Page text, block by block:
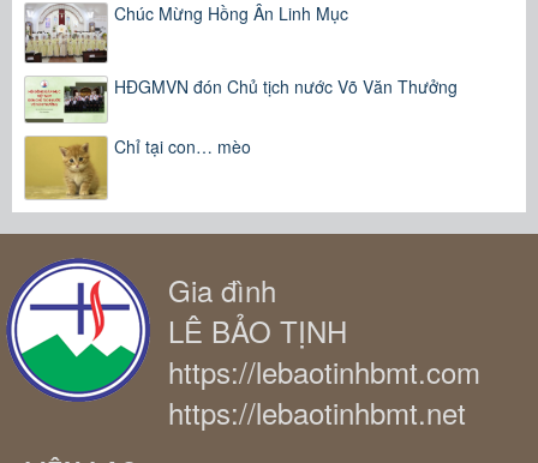
Chúc Mừng Hồng Ân Linh Mục
HĐGMVN đón Chủ tịch nước Võ Văn Thưởng
Chỉ tại con… mèo
Gia đình
LÊ BẢO TỊNH
https://lebaotinhbmt.com
https://lebaotinhbmt.net